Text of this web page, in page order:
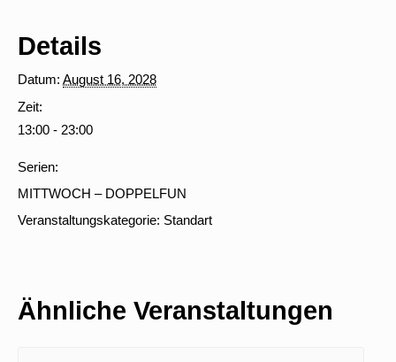
Details
Datum: August 16, 2028
Zeit:
13:00 - 23:00
Serien:
MITTWOCH – DOPPELFUN
Veranstaltungskategorie: Standart
Ähnliche Veranstaltungen